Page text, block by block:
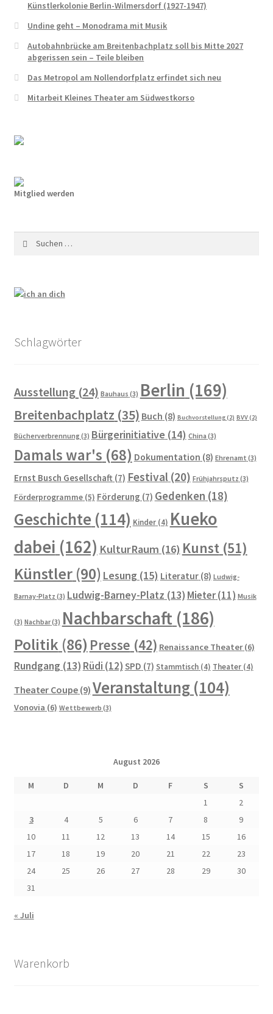
Künstlerkolonie Berlin-Wilmersdorf (1927-1947)
Undine geht – Monodrama mit Musik
Autobahnbrücke am Breitenbachplatz soll bis Mitte 2027
abgerissen sein – Teile bleiben
Das Metropol am Nollendorfplatz erfindet sich neu
Mitarbeit Kleines Theater am Südwestkorso
Mitglied werden
Schlagwörter
Ausstellung(24) Bauhaus (3) Berlin (169)
Breitenbachplatz (35) Buch (8) Buchvorstellung(2) BVV(2)
Bücherverbrennung (3) Bürgerinitiative (14) China (3)
Damals war's (68) Dokumentation (8) Ehrenamt (3)
Ernst Busch Gesellschaft(7) Festival(20) Frühjahrsputz (3)
Förderprogramme(5) Förderung (7) Gedenken (18)
Geschichte(114) Kinder(4) Kueko
dabei (162) KulturRaum (16) Kunst(51)
Künstler(90) Lesung (15) Literatur(8) Ludwig-
Barnay-Platz (3) Ludwig-Barney-Platz (13) Mieter(11) Musik
(3) Nachbar(3) Nachbarschaft(186)
Politik(86) Presse (42) Renaissance Theater(6)
Rundgang (13) Rüdi (12) SPD (7) Stammtisch(4) Theater(4)
Theater Coupe(9) Veranstaltung (104)
Vonovia (6) Wettbewerb (3)
August 2026
M D M D F S
S
1
2
3
4 5 6 7 8
9
10
11 12 13 14 15
16
17
18 19 20 21 22
23
24
25 26 27 28 29
30
31
« Juli
Warenkorb